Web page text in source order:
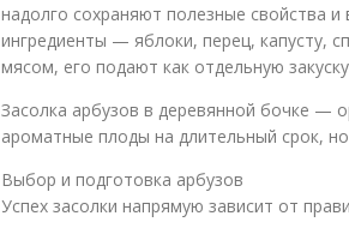
надолго сохраняют полезные свойства
ингредиенты — яблоки, перец, капусту,
мясом, его подают как отдельную
Засолка арбузов в деревянной бочке —
ароматные плоды на длительный срок,
Выбор и подготовка арбузов
Успех засолки напрямую зависит от